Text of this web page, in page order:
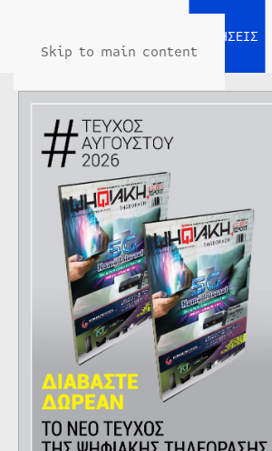
Skip to main content
ΕΙΔΗΣΕΙΣ